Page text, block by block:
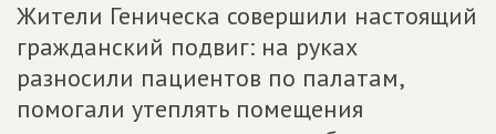
Жители Геническа совершили настоящий
гражданский подвиг: на руках
разносили пациентов по палатам,
помогали утеплять помещения